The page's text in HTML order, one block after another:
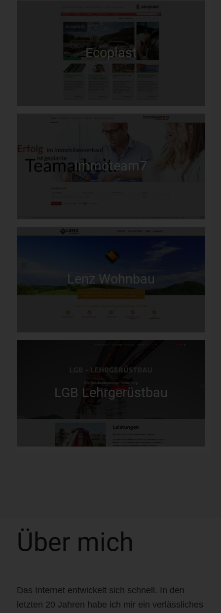
Ecoplast
immoteam7
Lenz Wohnbau
LGB Lehrgerüstbau
Über mich
Das Internet entwickelt sich schnell. In den
letzten 20 Jahren habe ich mir ein verlässliches